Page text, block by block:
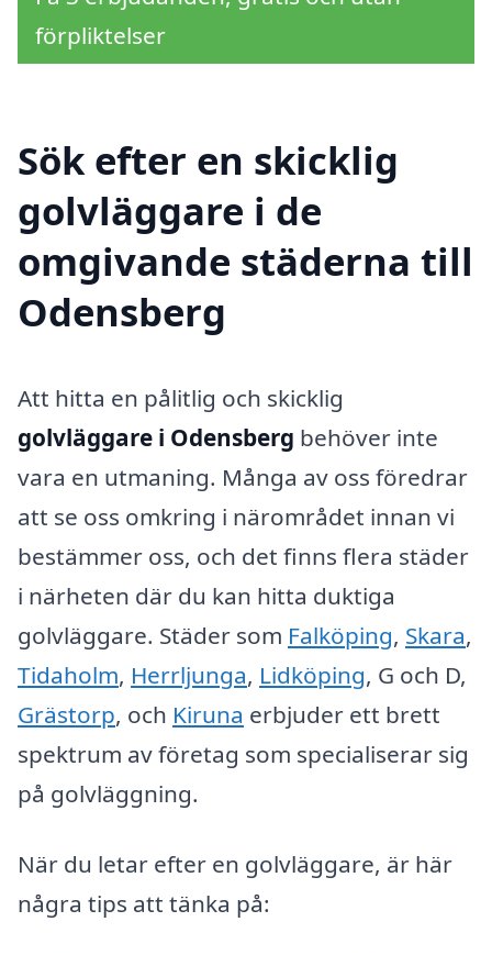
förpliktelser
Sök efter en skicklig
golvläggare i de
omgivande städerna till
Odensberg
Att hitta en pålitlig och skicklig
golvläggare i Odensberg behöver inte
vara en utmaning. Många av oss föredrar
att se oss omkring i närområdet innan vi
bestämmer oss, och det finns flera städer
i närheten där du kan hitta duktiga
golvläggare. Städer som Falköping, Skara,
Tidaholm, Herrljunga, Lidköping, G och D,
Grästorp, och Kiruna erbjuder ett brett
spektrum av företag som specialiserar sig
på golvläggning.
När du letar efter en golvläggare, är här
några tips att tänka på: